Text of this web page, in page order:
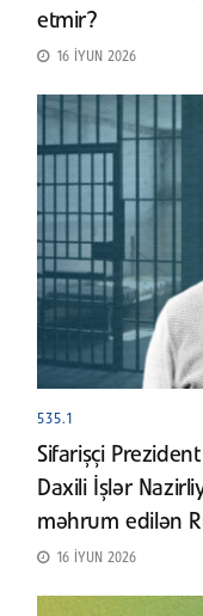
etmir?
16 İYUN 2026
535.1
Sifarişçi Prezident
Daxili İşlər
məhrum edilən
16 İYUN 2026